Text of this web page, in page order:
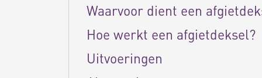
Waarvoor dient een
Hoe werkt een afgietdeksel?
Uitvoeringen